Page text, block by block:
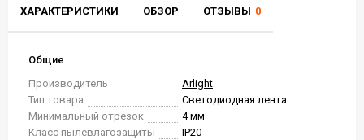
ХАРАКТЕРИСТИКИ ОБЗОР ОТЗЫВЫ 0
Общие
Производитель
Arlight
Тип товара
Светодиодная лента
Минимальный отрезок
4 мм
Класс пылевлагозащиты
IP20